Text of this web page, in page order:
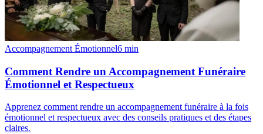
Accompagnement Émotionnel6 min
Comment Rendre un Accompagnement Funéraire
Émotionnel et Respectueux
Apprenez comment rendre un accompagnement funéraire à la fois
émotionnel et respectueux avec des conseils pratiques et des étapes
claires.